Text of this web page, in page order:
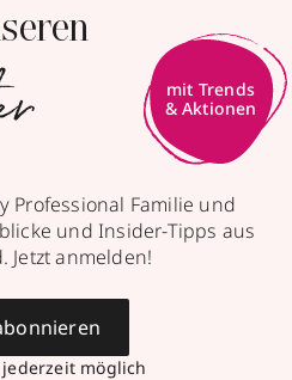
mit Trends
& Aktionen
Professional Familie und
und Insider-Tipps aus
Jetzt anmelden!
möglich